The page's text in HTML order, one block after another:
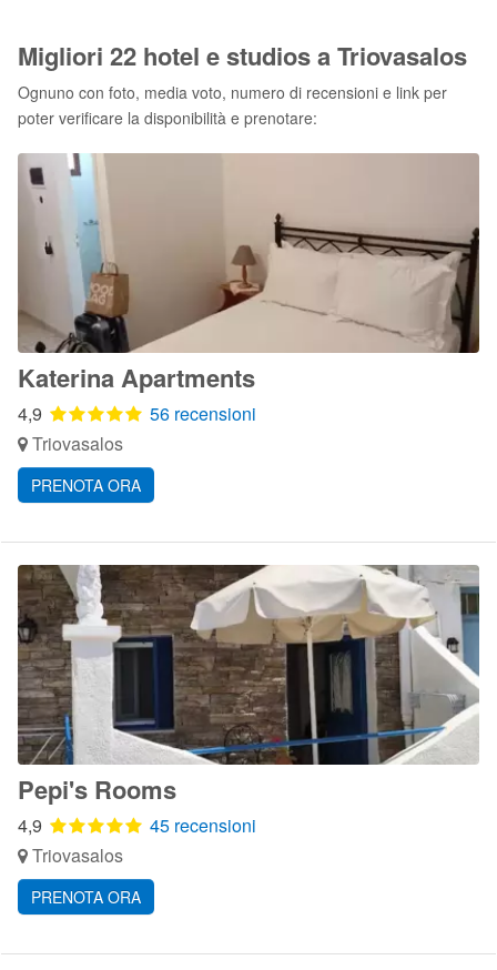
Migliori 22 hotel e studios a Triovasalos
Ognuno con foto, media voto, numero di recensioni e link per
poter verificare la disponibilità e prenotare:
Katerina Apartments
4,9
56 recensioni
Triovasalos
PRENOTA ORA
Pepi's Rooms
4,9
45 recensioni
Triovasalos
PRENOTA ORA